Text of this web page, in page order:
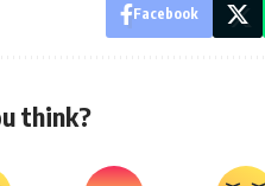
Facebook
think?